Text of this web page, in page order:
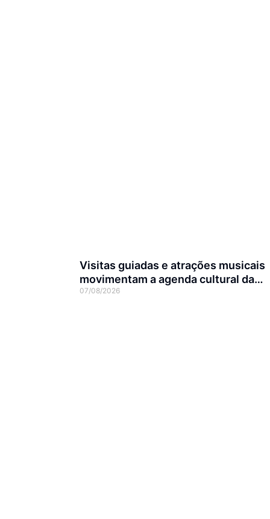
Visitas guiadas e atrações musicais
movimentam a agenda cultural da
semana em Joinville
07/08/2026